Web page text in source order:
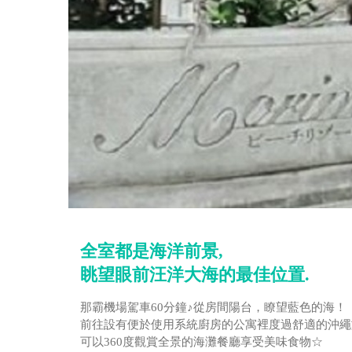
全室都是海洋前景,
眺望眼前汪洋大海的最佳位置.
那霸機場駕車60分鐘♪從房間陽台，瞭望藍色的海！
前往設有便於使用系統廚房的公寓裡度過舒適的沖
可以360度觀賞全景的海灘餐廳享受美味食物☆